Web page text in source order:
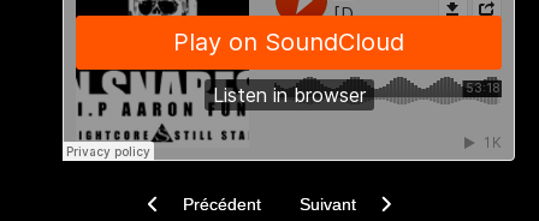
Article précédent : [DESTW04] Malsain – Déjà Mort
Précédent Article suivant : [DESTW02]
Suivant